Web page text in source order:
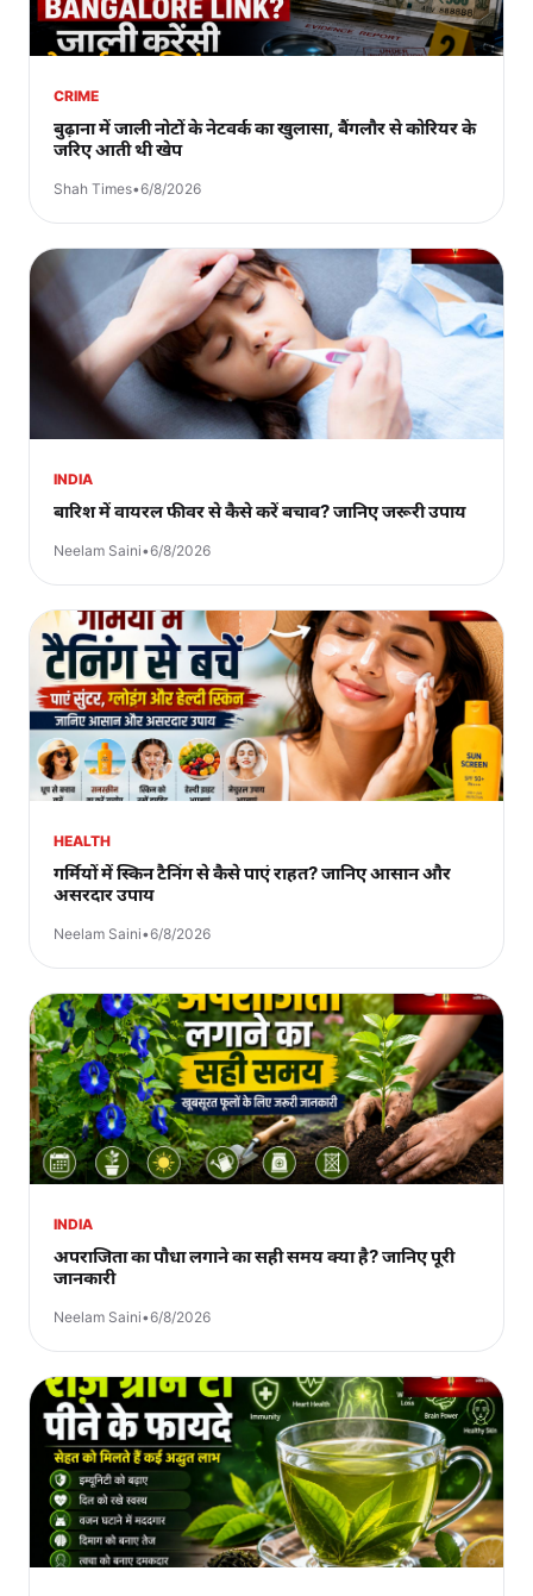
CRIME
बुढ़ाना में जाली नोटों के नेटवर्क का खुलासा, बैंगलौर से कोरियर के
जरिए आती थी खेप
Shah Times•6/8/2026
INDIA
बारिश में वायरल फीवर से कैसे करें बचाव? जानिए जरूरी उपाय
Neelam Saini•6/8/2026
HEALTH
गर्मियों में स्किन टैनिंग से कैसे पाएं राहत? जानिए आसान और
असरदार उपाय
Neelam Saini•6/8/2026
INDIA
अपराजिता का पौधा लगाने का सही समय क्या है? जानिए पूरी
जानकारी
Neelam Saini•6/8/2026